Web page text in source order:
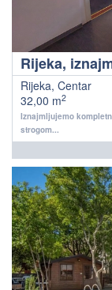
Rijeka, Centar
32,00 m2
Iznajmljujemo
strogom...